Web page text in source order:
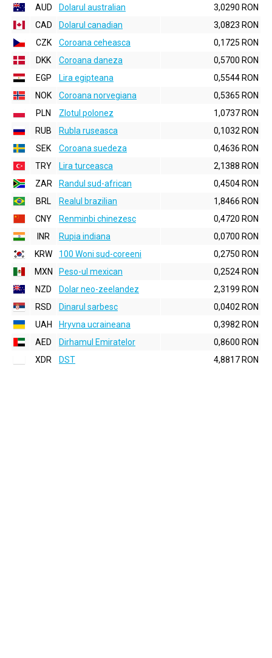
AUD
Dolarul australian
3,0290 RON
CAD
Dolarul canadian
3,0823 RON
CZK
Coroana ceheasca
0,1725 RON
DKK
Coroana daneza
0,5700 RON
EGP
Lira egipteana
0,5544 RON
NOK
Coroana norvegiana
0,5365 RON
PLN
Zlotul polonez
1,0737 RON
RUB
Rubla ruseasca
0,1032 RON
SEK
Coroana suedeza
0,4636 RON
TRY
Lira turceasca
2,1388 RON
ZAR
Randul sud-african
0,4504 RON
BRL
Realul brazilian
1,8466 RON
CNY
Renminbi chinezesc
0,4720 RON
INR
Rupia indiana
0,0700 RON
KRW
100 Woni sud-coreeni
0,2750 RON
MXN
Peso-ul mexican
0,2524 RON
NZD
Dolar neo-zeelandez
2,3199 RON
RSD
Dinarul sarbesc
0,0402 RON
UAH
Hryvna ucraineana
0,3982 RON
AED
Dirhamul Emiratelor
0,8600 RON
XDR
DST 4,8817 RON